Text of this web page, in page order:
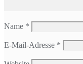
Name *
E-Mail-Adresse *